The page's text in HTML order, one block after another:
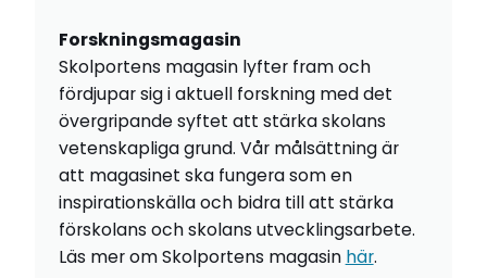
Forskningsmagasin
Skolportens magasin lyfter fram och
fördjupar sig i aktuell forskning med det
övergripande syftet att stärka skolans
vetenskapliga grund. Vår målsättning är
att magasinet ska fungera som en
inspirationskälla och bidra till att stärka
förskolans och skolans utvecklingsarbete.
Läs mer om Skolportens magasin här.